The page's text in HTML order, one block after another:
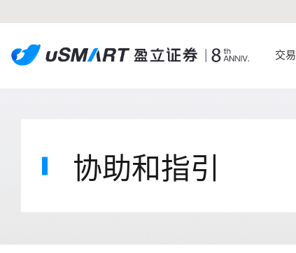
交易
协助和指引